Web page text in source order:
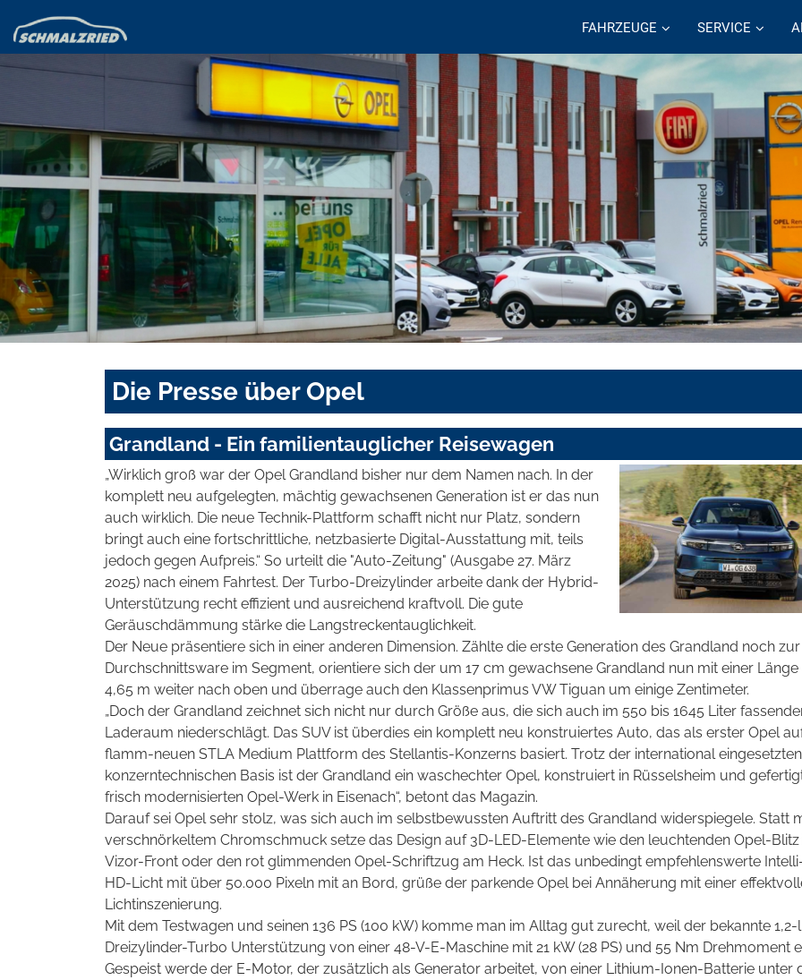
FAHRZEUGE SERVICE
Die Presse über Opel
Grandland - Ein familientauglicher Reisewagen
„Wirklich groß war der Opel Grandland bisher nur dem Namen nach. In der
komplett neu aufgelegten, mächtig gewachsenen Generation ist er das nun
auch wirklich. Die neue Technik-Plattform schafft nicht nur Platz, sondern
bringt auch eine fortschrittliche, netzbasierte Digital-Ausstattung mit, teils
jedoch gegen Aufpreis.“ So urteilt die "Auto-Zeitung" (Ausgabe 27. März
2025) nach einem Fahrtest. Der Turbo-Dreizylinder arbeite dank der Hybrid-
Unterstützung recht effizient und ausreichend kraftvoll. Die gute
Geräuschdämmung stärke die Langstreckentauglichkeit.
Der Neue präsentiere sich in einer anderen Dimension. Zählte die erste Generation des Grandland noch zur
Durchschnittsware im Segment, orientiere sich der um 17 cm gewachsene Grandland nun mit einer
4,65 m weiter nach oben und überrage auch den Klassenprimus VW Tiguan um einige Zentimeter.
„Doch der Grandland zeichnet sich nicht nur durch Größe aus, die sich auch im 550 bis 1645 Liter
Laderaum niederschlägt. Das SUV ist überdies ein komplett neu konstruiertes Auto, das als erster Opel
flamm-neuen STLA Medium Plattform des Stellantis-Konzerns basiert. Trotz der international eingesetzten
konzerntechnischen Basis ist der Grandland ein waschechter Opel, konstruiert in Rüsselsheim und
frisch modernisierten Opel-Werk in Eisenach“, betont das Magazin.
Darauf sei Opel sehr stolz, was sich auch im selbstbewussten Auftritt des Grandland widerspiegele. Statt
verschnörkeltem Chromschmuck setze das Design auf 3D-LED-Elemente wie den leuchtenden Opel-Blitz
Vizor-Front oder den rot glimmenden Opel-Schriftzug am Heck. Ist das unbedingt empfehlenswerte
HD-Licht mit über 50.000 Pixeln mit an Bord, grüße der parkende Opel bei Annäherung mit einer
Lichtinszenierung.
Mit dem Testwagen und seinen 136 PS (100 kW) komme man im Alltag gut zurecht, weil der bekannte 1,2-
Dreizylinder-Turbo Unterstützung von einer 48-V-E-Maschine mit 21 kW (28 PS) und 55 Nm Drehmoment
Gespeist werde der E-Motor, der zusätzlich als Generator arbeitet, von einer Lithium-Ionen-Batterie unter